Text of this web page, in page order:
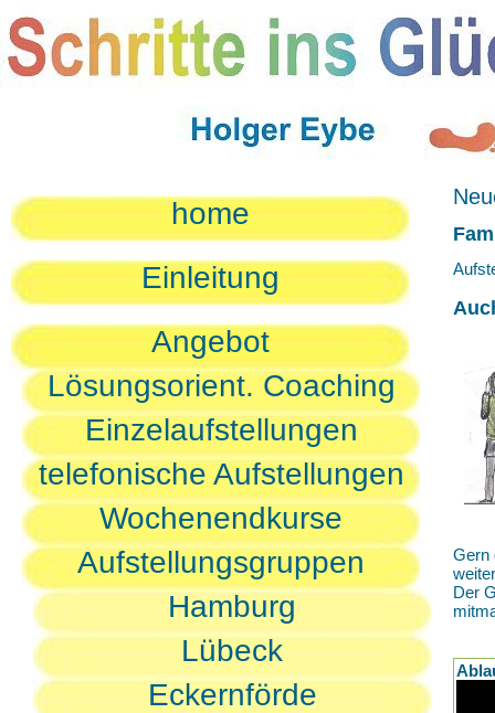
home
Einleitung
Angebot
Lösungsorient. Coaching
Einzelaufstellungen
telefonische Aufstellungen
Wochenendkurse
Aufstellungsgruppen
Hamburg
Lübeck
Eckernförde
Gern
Der